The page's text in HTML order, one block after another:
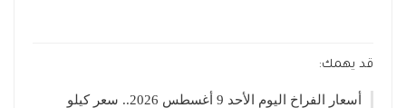
قد يهمك:
أسعار الفراخ اليوم الأحد 9 أغسطس 2026.. سعر كيلو